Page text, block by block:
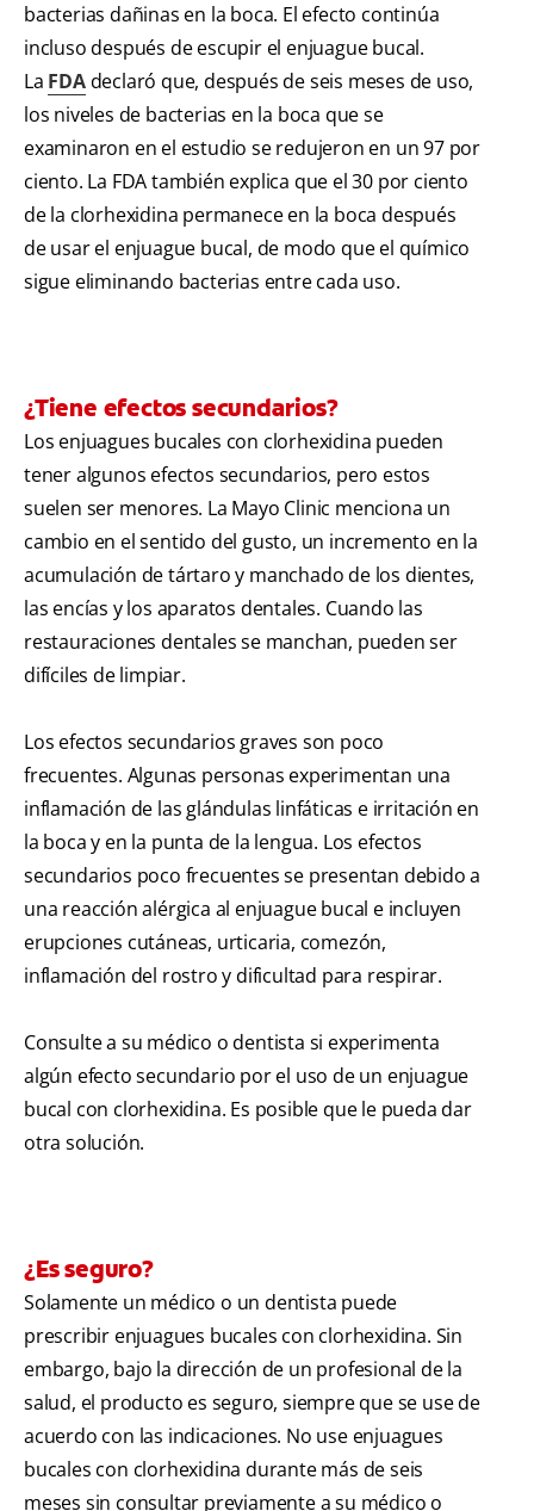
bacterias dañinas en la boca. El efecto continúa
incluso después de escupir el enjuague bucal.
La FDAdeclaró que, después de seis meses de uso,
los niveles de bacterias en la boca que se
examinaron en el estudio se redujeron en un 97 por
ciento. La FDA también explica que el 30 por ciento
de la clorhexidina permanece en la boca después
de usar el enjuague bucal, de modo que el químico
sigue eliminando bacterias entre cada uso.
¿Tiene efectos secundarios?
Los enjuagues bucales con clorhexidina pueden
tener algunos efectos secundarios, pero estos
suelen ser menores. La Mayo Clinic menciona un
cambio en el sentido del gusto, un incremento en la
acumulación de tártaro y manchado de los dientes,
las encías y los aparatos dentales. Cuando las
restauraciones dentales se manchan, pueden ser
difíciles de limpiar.
Los efectos secundarios graves son poco
frecuentes. Algunas personas experimentan una
inflamación de las glándulas linfáticas e irritación en
la boca y en la punta de la lengua. Los efectos
secundarios poco frecuentes se presentan debido a
una reacción alérgica al enjuague bucal e incluyen
erupciones cutáneas, urticaria, comezón,
inflamación del rostro y dificultad para respirar.
Consulte a su médico o dentista si experimenta
algún efecto secundario por el uso de un enjuague
bucal con clorhexidina. Es posible que le pueda dar
otra solución.
¿Es seguro?
Solamente un médico o un dentista puede
prescribir enjuagues bucales con clorhexidina. Sin
embargo, bajo la dirección de un profesional de la
salud, el producto es seguro, siempre que se use de
acuerdo con las indicaciones. No use enjuagues
bucales con clorhexidina durante más de seis
meses sin consultar previamente a su médico o